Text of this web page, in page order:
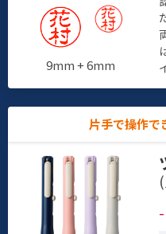
9mm + 6mm
片手で操作で
(